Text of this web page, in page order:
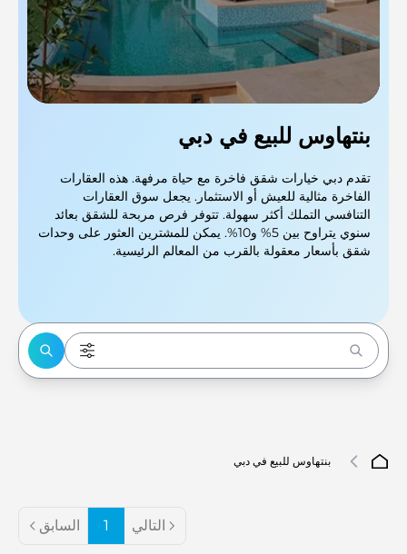
بنتهاوس للبيع في دبي
تقدم دبي خيارات شقق فاخرة مع حياة مرفهة. هذه العقارات
الفاخرة مثالية للعيش أو الاستثمار. يجعل سوق العقارات
التنافسي التملك أكثر سهولة. تتوفر فرص مربحة للشقق بعائد
سنوي يتراوح بين 5% و10%. يمكن للمشترين العثور على وحدات
شقق بأسعار معقولة بالقرب من المعالم الرئيسية.
بنتهاوس للبيع في دبي
السابق 1 التالي